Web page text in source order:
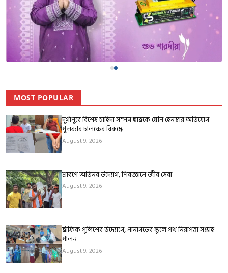
MOST POPULAR
দুর্গাপুরে বিশেষ চাহিদা সম্পন্ন ছাত্রকে যৌন হেনস্থার অভিযোগ
পুলকার চালকের বিরুদ্ধে
August 9, 2026
শ্রাবণে অভিনব উদ্যোগ, শিবজ্ঞানে জীব সেবা
August 9, 2026
ট্রাফিক পুলিশের উদ্যোগে, পানাগড়ের স্কুলে পথ নিরাপত্তা সপ্তাহ
পালন
August 9, 2026